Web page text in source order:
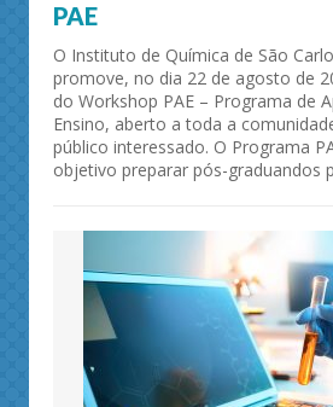
PAE
O Instituto de Química de São
promove, no dia 22 de agosto de
do Workshop PAE – Programa de
Ensino, aberto a toda a
público interessado. O Programa
objetivo preparar pós-graduandos